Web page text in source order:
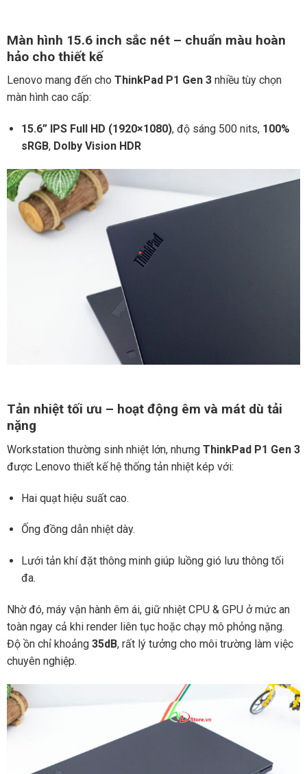
Màn hình 15.6 inch sắc nét – chuẩn màu hoàn
hảo cho thiết kế
Lenovo mang đến cho ThinkPad P1 Gen 3nhiều tùy chọn
màn hình cao cấp:
15.6” IPS Full HD (1920×1080), độ sáng 500 nits, 100%
sRGB, Dolby Vision HDR
Tản nhiệt tối ưu – hoạt động êm và mát dù tải
nặng
Workstation thường sinh nhiệt lớn, nhưng ThinkPad P1 Gen 3
được Lenovo thiết kế hệ thống tản nhiệt kép với:
Hai quạt hiệu suất cao.
Ống đồng dẫn nhiệt dày.
Lưới tản khí đặt thông minh giúp luồng gió lưu thông tối
đa.
Nhờ đó, máy vận hành êm ái, giữ nhiệt CPU & GPU ở mức an
toàn ngay cả khi render liên tục hoặc chạy mô phỏng nặng.
Độ ồn chỉ khoảng 35dB, rất lý tưởng cho môi trường làm việc
chuyên nghiệp.